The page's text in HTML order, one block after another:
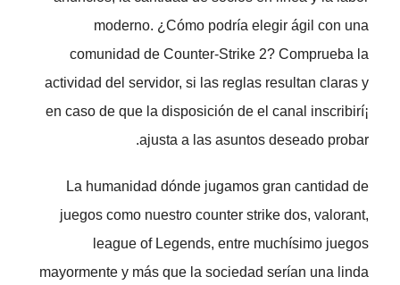
moderno. ¿Cómo podría elegir ágil con una
comunidad de Counter-Strike 2? Comprueba la
actividad del servidor, si las reglas resultan claras y
en caso de que la disposición de el canal inscribirí¡
ajusta a las asuntos deseado probar.
La humanidad dónde jugamos gran cantidad de
juegos como nuestro counter strike dos, valorant,
league of Legends, entre muchísimo juegos
mayormente y más que la sociedad serían una linda